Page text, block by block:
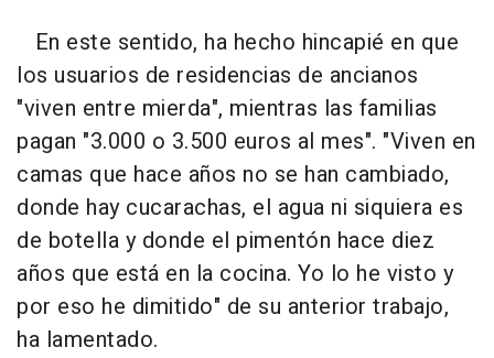
En este sentido, ha hecho hincapié en que
los usuarios de residencias de ancianos
"viven entre mierda", mientras las familias
pagan "3.000 o 3.500 euros al mes". "Viven en
camas que hace años no se han cambiado,
donde hay cucarachas, el agua ni siquiera es
de botella y donde el pimentón hace diez
años que está en la cocina. Yo lo he visto y
por eso he dimitido" de su anterior trabajo,
ha lamentado.